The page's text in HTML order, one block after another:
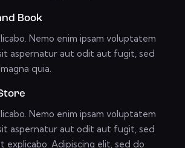
Book
Nemo enim ipsam voluptatem
aspernatur aut odit aut fugit, sed
quia.
Nemo enim ipsam voluptatem
aspernatur aut odit aut fugit, sed
explicabo. Adipiscing elit, sed do